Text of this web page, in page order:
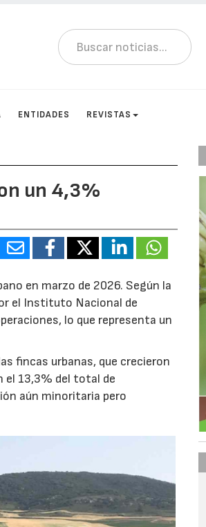
ENTIDADES REVISTAS
un 4,3%
en marzo de 2026. Según la
el Instituto Nacional de
lo que representa un
fincas urbanas, que crecieron
el 13,3% del total de
aún minoritaria pero